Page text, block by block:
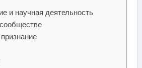
и научная деятельность